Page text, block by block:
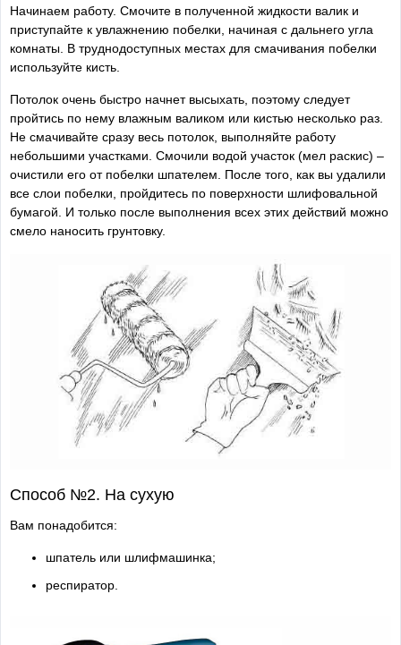
Начинаем работу. Смочите в полученной жидкости валик и
приступайте к увлажнению побелки, начиная с дальнего угла
комнаты. В труднодоступных местах для смачивания побелки
используйте кисть.
Потолок очень быстро начнет высыхать, поэтому следует
пройтись по нему влажным валиком или кистью несколько раз.
Не смачивайте сразу весь потолок, выполняйте работу
небольшими участками. Смочили водой участок (мел раскис) –
очистили его от побелки шпателем. После того, как вы удалили
все слои побелки, пройдитесь по поверхности шлифовальной
бумагой. И только после выполнения всех этих действий можно
смело наносить грунтовку.
Способ №2. На сухую
Вам понадобится:
шпатель или шлифмашинка;
респиратор.